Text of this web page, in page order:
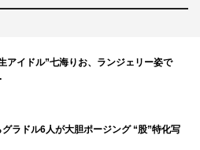
アイドル”七海りお、ランジェリー姿で
ラドル6人が大胆ポージング “股”特化写